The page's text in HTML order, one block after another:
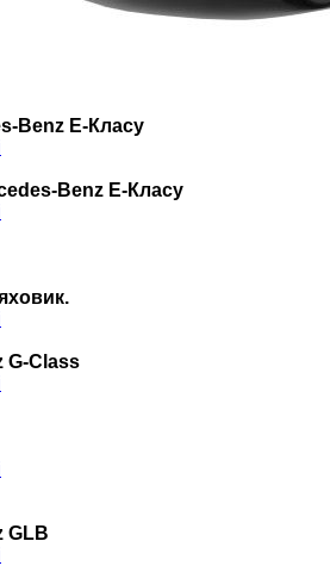
Benz Е-Класу
Benz E-Класу
G-Class
GLB